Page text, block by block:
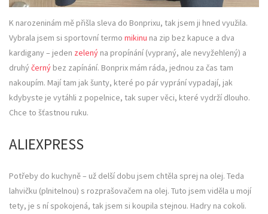
K narozeninám mě přišla sleva do Bonprixu, tak jsem ji hned využila.
Vybrala jsem si sportovní termo mikinu na zip bez kapuce a dva
kardigany – jeden zelený na propínání (vypraný, ale nevyžehlený) a
druhýčerný bez zapínání. Bonprix mám ráda, jednou za čas tam
nakoupím. Mají tam jak šunty, které po pár vyprání vypadají, jak
kdybyste je vytáhli z popelnice, tak super věci, které vydrží dlouho.
Chce to šťastnou ruku.
ALIEXPRESS
Potřeby do kuchyně – už delší dobu jsem chtěla sprej na olej. Teda
lahvičku (plnitelnou) s rozprašovačem na olej. Tuto jsem viděla u mojí
tety, je s ní spokojená, tak jsem si koupila stejnou. Hadry na cokoli.